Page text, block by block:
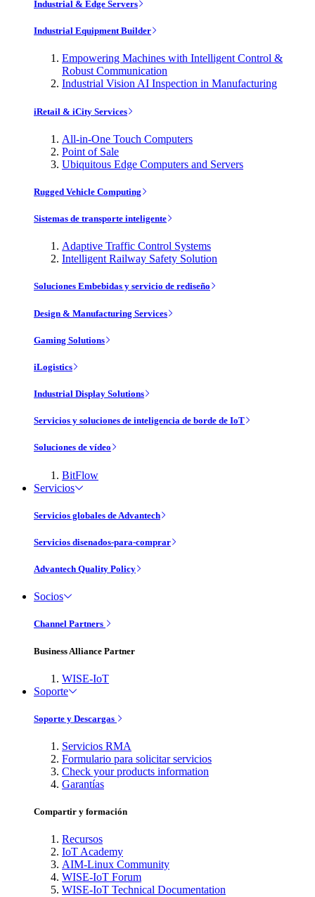
Industrial & Edge Servers
Industrial Equipment Builder
Empowering Machines with Intelligent Control &
Robust Communication
Industrial Vision AI Inspection in Manufacturing
iRetail & iCity Services
All-in-One Touch Computers
Point of Sale
Ubiquitous Edge Computers and Servers
Rugged Vehicle Computing
Sistemas de transporte inteligente
Adaptive Traffic Control Systems
Intelligent Railway Safety Solution
Soluciones Embebidas y servicio de rediseño
Design & Manufacturing Services
Gaming Solutions
iLogistics
Industrial Display Solutions
Servicios y soluciones de inteligencia de borde de IoT
Soluciones de vídeo
BitFlow
Servicios
Servicios globales de Advantech
Servicios disenados-para-comprar
Advantech Quality Policy
Socios
Channel Partners
Business Alliance Partner
WISE-IoT
Soporte
Soporte y Descargas
Servicios RMA
Formulario para solicitar servicios
Check your products information
Garantías
Compartir y formación
Recursos
IoT Academy
AIM-Linux Community
WISE-IoT Forum
WISE-IoT Technical Documentation